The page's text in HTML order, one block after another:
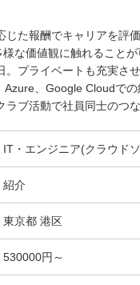
た報酬でキャリアを評価
な価値観に触れることが
。プライベートも充実さ
Azure、Google Cloudで
ラブ活動で社員同士のつ
IT・エンジニア(クラウド
紹介
東京都 港区
530000円～